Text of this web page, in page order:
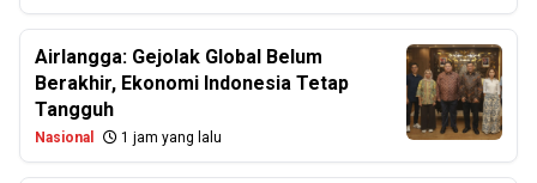
Airlangga: Gejolak Global Belum
Berakhir, Ekonomi Indonesia Tetap
Tangguh
Nasional 1 jam yang lalu